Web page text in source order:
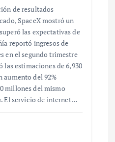
de resultados
SpaceX mostró un
las expectativas de
reportó ingresos de
en el segundo trimestre
las estimaciones de 6,930
aumento del 92%
millones del mismo
El servicio de internet…